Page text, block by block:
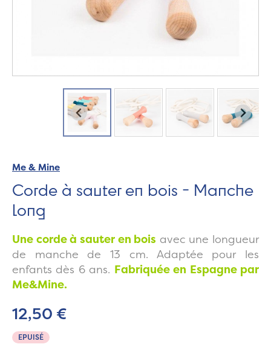
Me & Mine
Corde à sauter en bois - Manche
long
Une corde à sauter en bois avec une longueur
de manche de 13 cm. Adaptée pour les
enfants dès 6 ans. Fabriquée en Espagne par
Me&Mine.
EPUISÉ
12,50 €